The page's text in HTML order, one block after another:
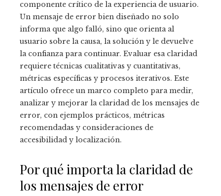
componente crítico de la experiencia de usuario.
Un mensaje de error bien diseñado no solo
informa que algo falló, sino que orienta al
usuario sobre la causa, la solución y le devuelve
la confianza para continuar. Evaluar esa claridad
requiere técnicas cualitativas y cuantitativas,
métricas específicas y procesos iterativos. Este
artículo ofrece un marco completo para medir,
analizar y mejorar la claridad de los mensajes de
error, con ejemplos prácticos, métricas
recomendadas y consideraciones de
accesibilidad y localización.
Por qué importa la claridad de
los mensajes de error